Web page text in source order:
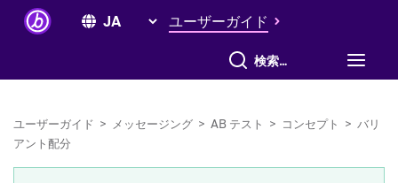
ユーザーガイド
すべて検索
ユーザーガイド > メッセージング > AB テスト > コンセプト > バリ
アント配分